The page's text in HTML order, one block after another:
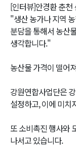
[인터뷰]안경환 춘천
"생산 농가나 지역
분담을 통해서 농산
생각합니다."
농산물 가격이 떨어
강원연합사업단은
설정하고, 이에 미치
또 소비촉진 행사와
나서고 있습니다.